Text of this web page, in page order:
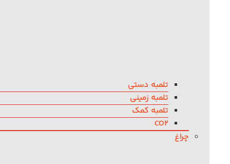
تلمبه دستی
تلمبه زمینی
تلمبه کمک
CO2
چراغ